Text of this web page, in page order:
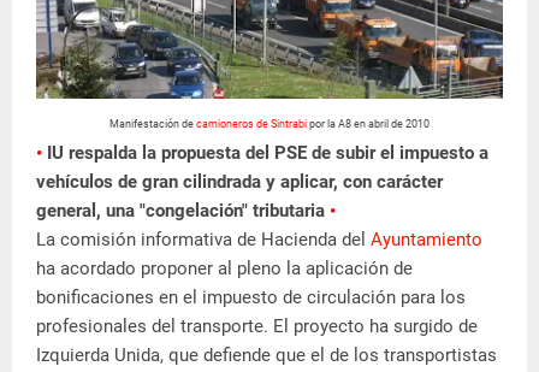
Manifestación de camioneros de Sintrabi por la A8 en abril de 2010
• IU respalda la propuesta del PSE de subir el impuesto a
vehículos de gran cilindrada y aplicar, con carácter
general, una "congelación" tributaria •
La comisión informativa de Hacienda del Ayuntamiento
ha acordado proponer al pleno la aplicación de
bonificaciones en el impuesto de circulación para los
profesionales del transporte. El proyecto ha surgido de
Izquierda Unida, que defiende que el de los transportistas